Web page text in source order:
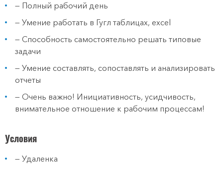
— Полный рабочий день
— Умение работать в Гугл таблицах, excel
— Способность самостоятельно решать типовые
задачи
— Умение составлять, сопоставлять и анализировать
отчеты
— Очень важно! Инициативность, усидчивость,
внимательное отношение к рабочим процессам!
Условия
— Удаленка